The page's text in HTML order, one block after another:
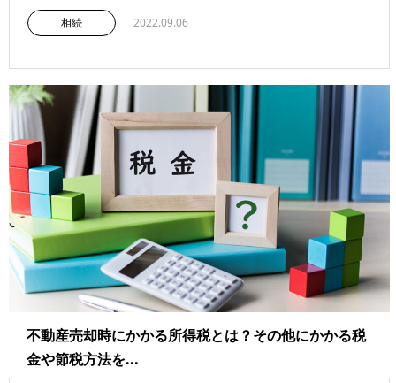
相続 2022.09.06
不動産売却時にかかる所得税とは？その他にかかる税
金や節税方法を...